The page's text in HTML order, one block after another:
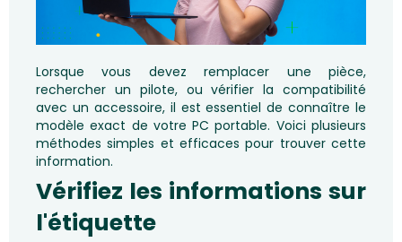
Lorsque vous devez remplacer une pièce,
rechercher un pilote, ou vérifier la compatibilité
avec un accessoire, il est essentiel de connaître le
modèle exact de votre PC portable. Voici plusieurs
méthodes simples et efficaces pour trouver cette
information.
Vérifiez les informations sur
l'étiquette